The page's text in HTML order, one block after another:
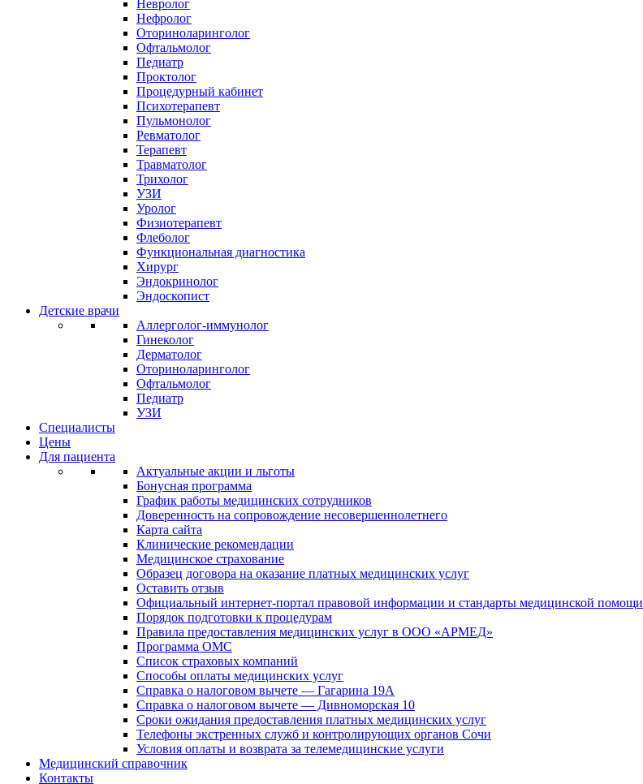
Невролог
Нефролог
Оториноларинголог
Офтальмолог
Педиатр
Проктолог
Процедурный кабинет
Психотерапевт
Пульмонолог
Ревматолог
Терапевт
Травматолог
Трихолог
УЗИ
Уролог
Физиотерапевт
Флеболог
Функциональная диагностика
Хирург
Эндокринолог
Эндоскопист
Детские врачи
Аллерголог-иммунолог
Гинеколог
Дерматолог
Оториноларинголог
Офтальмолог
Педиатр
УЗИ
Специалисты
Цены
Для пациента
Актуальные акции и льготы
Бонусная программа
График работы медицинских сотрудников
Доверенность на сопровождение несовершеннолетнего
Карта сайта
Клинические рекомендации
Медицинское страхование
Образец договора на оказание платных медицинских услуг
Оставить отзыв
Официальный интернет-портал правовой информации и стандарты медицинской помощи
Порядок подготовки к процедурам
Правила предоставления медицинских услуг в ООО «АРМЕД»
Программа ОМС
Список страховых компаний
Способы оплаты медицинских услуг
Справка о налоговом вычете — Гагарина 19А
Справка о налоговом вычете — Дивноморская 10
Сроки ожидания предоставления платных медицинских услуг
Телефоны экстренных служб и контролирующих органов Сочи
Условия оплаты и возврата за телемедицинские услуги
Медицинский справочник
Контакты